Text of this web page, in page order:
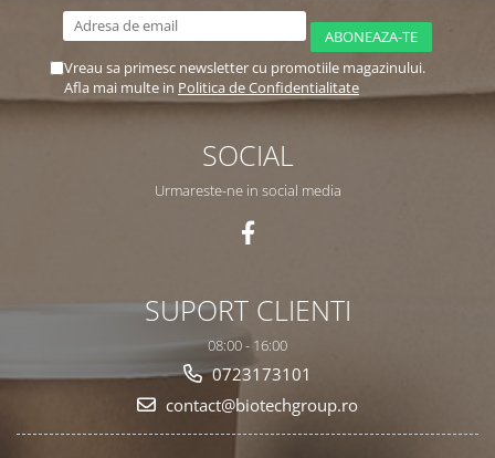
Vreau sa primesc newsletter cu promotiile magazinului.
Afla mai multe in Politica de Confidentialitate
SOCIAL
Urmareste-ne in social media
SUPORT CLIENTI
08:00 - 16:00
0723173101
contact@biotechgroup.ro